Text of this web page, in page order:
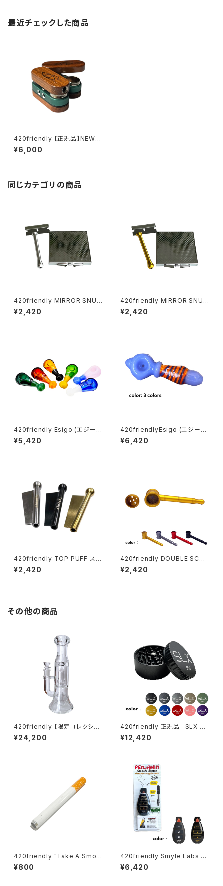
最近チェックした商品
420friendly 【正規品】NEW c
olor "Monkey Pipe" モンキ
ーパイプ オリジナル (スクリー
¥6,000
同じカテゴリの商品
420friendly MIRROR SNUF
F KIT (ミラースナッフキット)
¥2,420
420friendly MIRROR SNUF
F KIT (ミラースナッフキット)
¥2,420
420friendly Esigo (エジー
ゴ) - ミニスプーン ガラスパイプ
¥5,420
420friendlyEsigo (エジーゴ)
-ウィグワグ ガラスパイプ
¥6,420
420friendly TOP PUFF スニ
ッフィング チューブ・ヘラ付き
¥2,420
420friendly DOUBLE SCRE
EN HAMMER(ダブルスクリー
ンハンマー)メタルパイプ
¥2,420
その他の商品
420friendly 【限定コレクショ
ン】EG Glass - Double Perc
Glass Bong / ガラスボング (2
¥24,200
420friendly 正規品 「SLX PR
O」グラインダーがフルモデルチ
ェンジ！ (スタンダードサイズ62
¥12,420
420friendly "Take A Smok
e" こっそりチルタイム Cigarett
e Bat ロング シガレットワンヒ
¥800
420friendly Smyle Labs P
enjamin キー型ベイプバッテリ
ー
¥6,420